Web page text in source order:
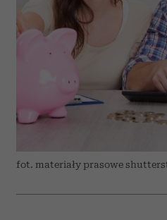
fot. materiały prasowe